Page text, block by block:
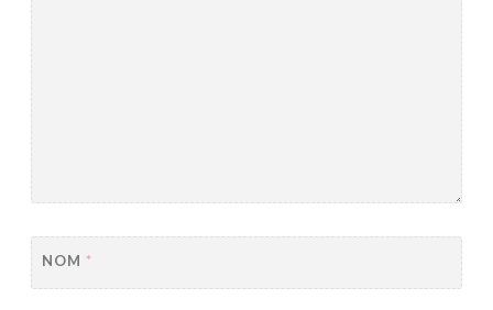
NOM *